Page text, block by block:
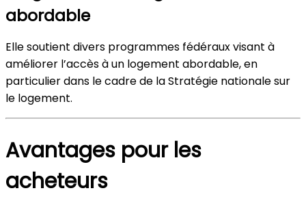
abordable
Elle soutient divers programmes fédéraux visant à
améliorer l’accès à un logement abordable, en
particulier dans le cadre de la Stratégie nationale sur
le logement.
Avantages pour les
acheteurs